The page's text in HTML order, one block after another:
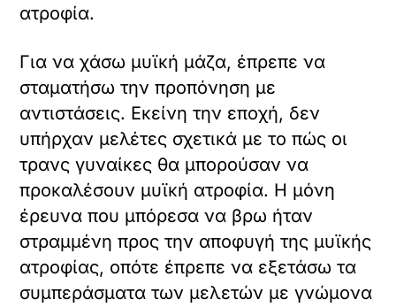
ατροφία.
Για να χάσω μυϊκή μάζα, έπρεπε να
σταματήσω την προπόνηση με
αντιστάσεις. Εκείνη την εποχή, δεν
υπήρχαν μελέτες σχετικά με το πώς οι
τρανς γυναίκες θα μπορούσαν να
προκαλέσουν μυϊκή ατροφία. Η μόνη
έρευνα που μπόρεσα να βρω ήταν
στραμμένη προς την αποφυγή της μυϊκής
ατροφίας, οπότε έπρεπε να εξετάσω τα
συμπεράσματα των μελετών με γνώμονα